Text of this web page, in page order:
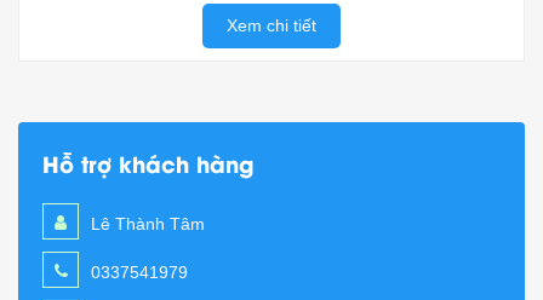
Xem chi tiết
Hỗ trợ khách hàng
Lê Thành Tâm
0337541979